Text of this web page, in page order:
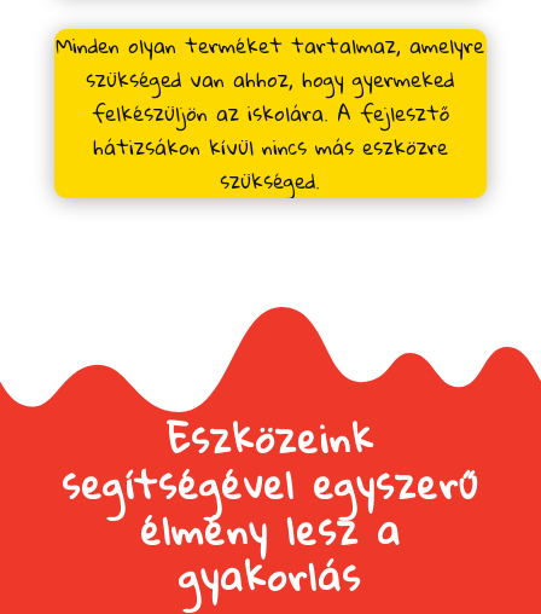
Minden olyan terméket tartalmaz, amelyre
szükséged van ahhoz, hogy gyermeked
felkészüljön az iskolára. A fejlesztő
hátizsákon kívül nincs más eszközre
szükséged.
Eszközeink
segítségével egyszerű
élmény lesz a
gyakorlás